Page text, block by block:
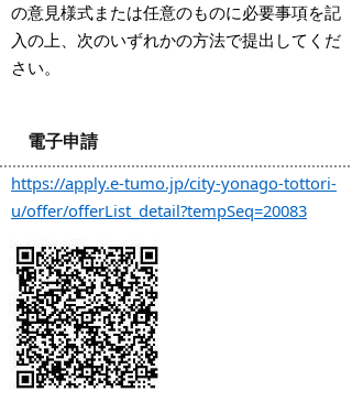
の意見様式または任意のものに必要事項を記
入の上、次のいずれかの方法で提出してくだ
さい。
電子申請
https://apply.e-tumo.jp/city-yonago-tottori-
u/offer/offerList_detail?tempSeq=20083